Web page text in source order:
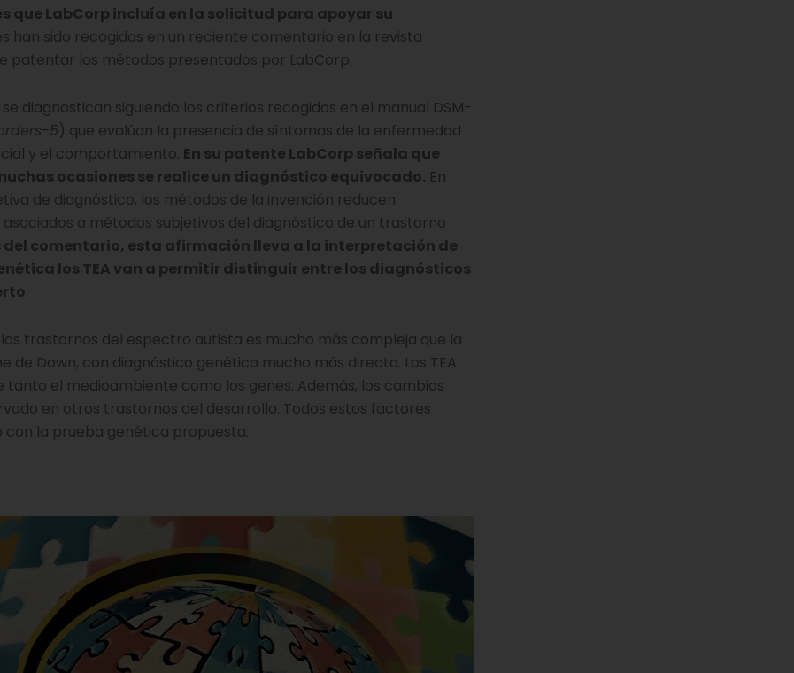
LabCorp incluía en la solicitud para apoyar su
han sido recogidas en un reciente comentario en la revista
patentar los métodos presentados por LabCorp.
diagnostican siguiendo los criterios recogidos en el manual DSM-
5) que evalúan la presencia de síntomas de la enfermedad
y el comportamiento. En su patente LabCorp señala que
ocasiones se realice un diagnóstico equivocado. En
de diagnóstico, los métodos de la invención reducen
a métodos subjetivos del diagnóstico de un trastorno
del comentario, esta afirmación lleva a la interpretación de
los TEA van a permitir distinguir entre los diagnósticos
.
trastornos del espectro autista es mucho más compleja que la
Down, con diagnóstico genético mucho más directo. Los TEA
el medioambiente como los genes. Además, los cambios
en otros trastornos del desarrollo. Todos estos factores
la prueba genética propuesta.